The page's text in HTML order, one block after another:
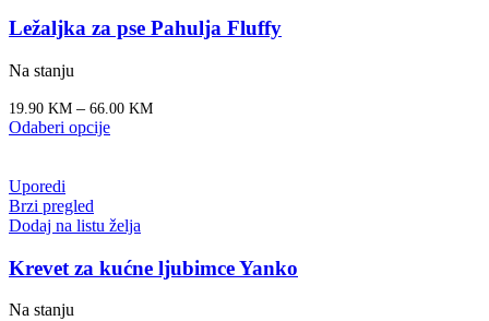
Ležaljka za pse Pahulja Fluffy
Na stanju
19.90 KM – 66.00 KM
Odaberi opcije
Uporedi
Brzi pregled
Dodaj na listu želja
Krevet za kućne ljubimce Yanko
Na stanju